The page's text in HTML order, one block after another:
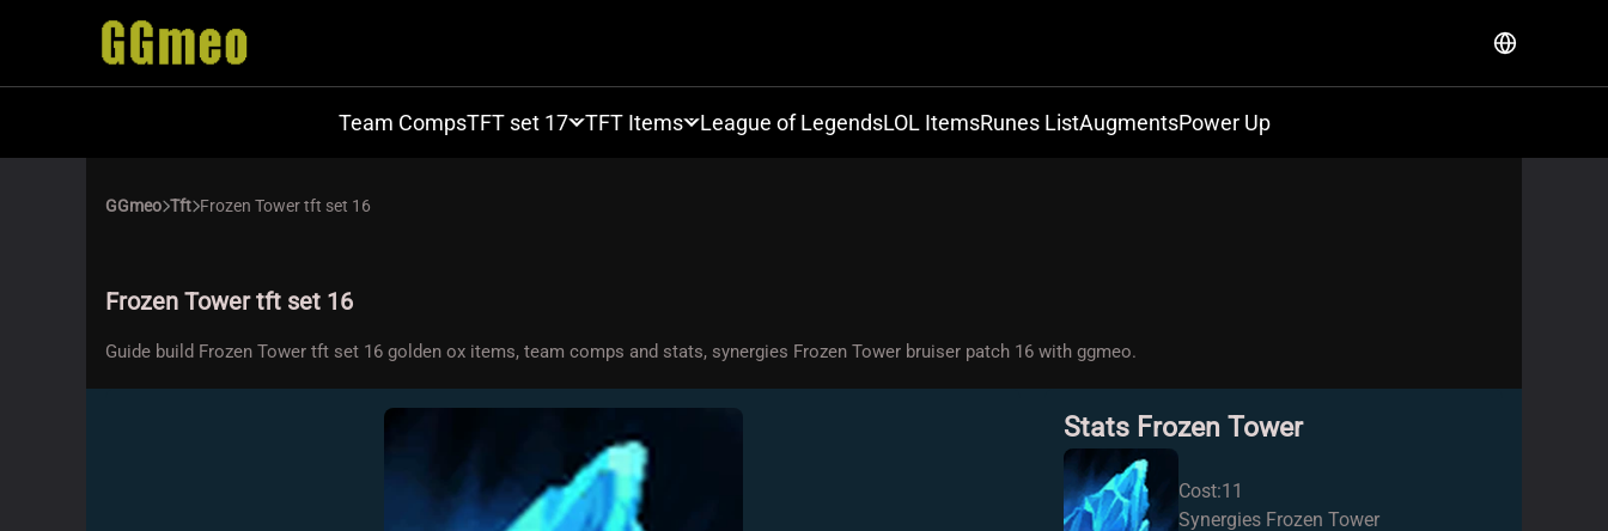
Team CompsTFT set 17 TFT Items League of LegendsLOL ItemsRunes ListAugmentsPower Up
GGmeo Tft Frozen Tower tft set 16
Frozen Tower tft set 16
Guide build Frozen Tower tft set 16 golden ox items, team comps and stats, synergies Frozen Tower bruiser patch 16 with ggmeo.
Stats Frozen Tower
Cost:11
Synergies Frozen Tower